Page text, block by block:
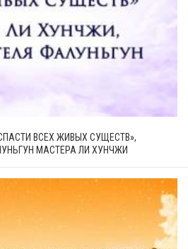
ВСЕХ ЖИВЫХ СУЩЕСТВ»,
МАСТЕРА ЛИ ХУНЧЖИ